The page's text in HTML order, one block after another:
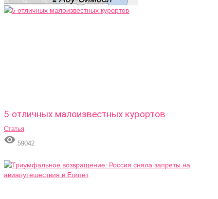
5 отличных малоизвестных курортов
Статья
 59042